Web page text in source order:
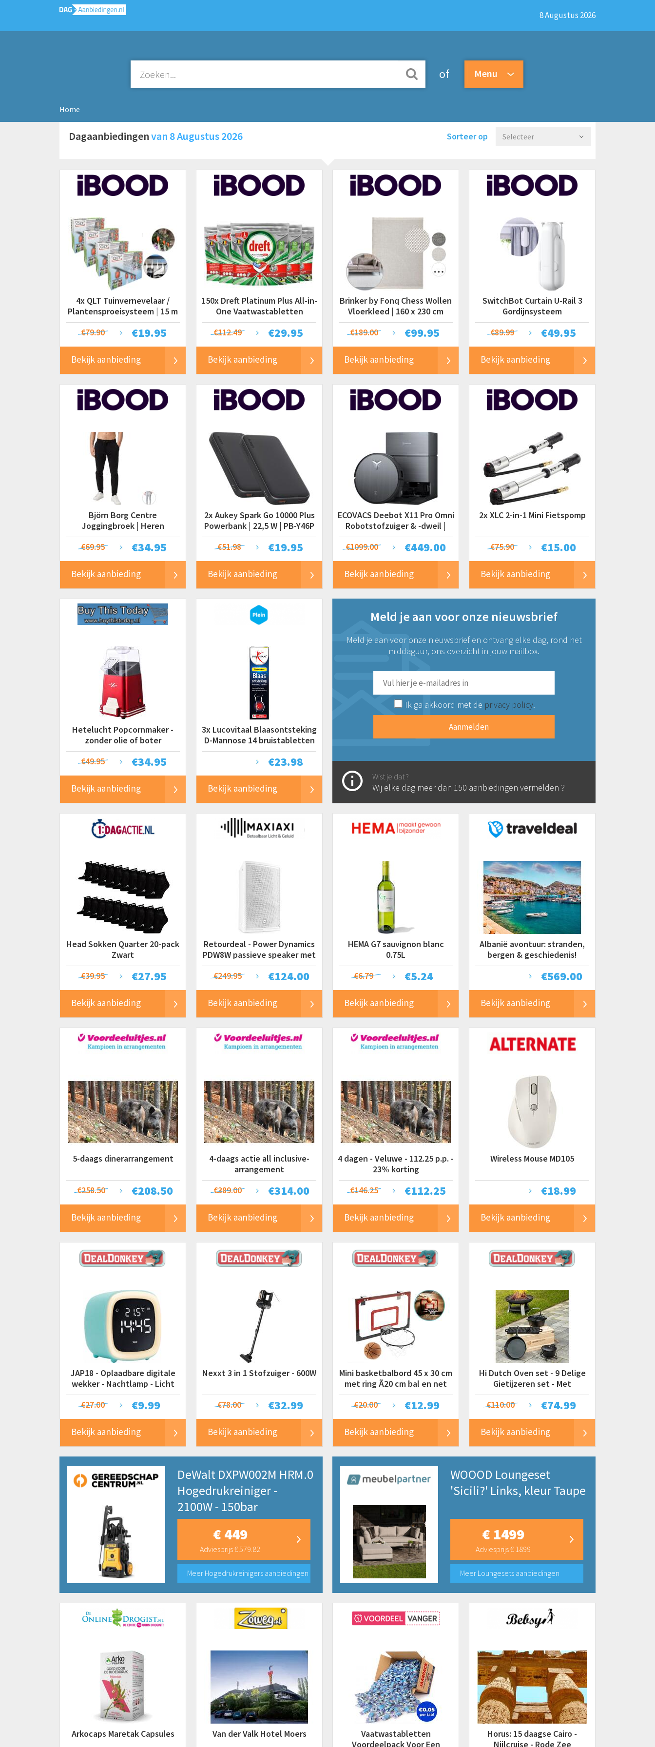
8 Augustus 2026
of Menu
Home
Dagaanbiedingenvan 8 Augustus 2026 Sorteer op
4x QLT Tuinvernevelaar /
Plantensproeisysteem | 15 m
€19.95
€79.90
Bekijk aanbieding
150x Dreft Platinum Plus All-in-
One Vaatwastabletten
€29.95
€112.49
Bekijk aanbieding
Brinker by Fonq Chess Wollen
Vloerkleed | 160 x 230 cm
€99.95
€189.00
Bekijk aanbieding
SwitchBot Curtain U-Rail 3
Gordijnsysteem
€49.95
€89.99
Bekijk aanbieding
Björn Borg Centre
Joggingbroek | Heren
€34.95
€69.95
Bekijk aanbieding
2x Aukey Spark Go 10000 Plus
Powerbank | 22,5 W | PB-Y46P
€19.95
€51.98
Bekijk aanbieding
ECOVACS Deebot X11 Pro Omni
Robotstofzuiger & -dweil |
19,5 kPa
€449.00
€1099.00
Bekijk aanbieding
2x XLC 2-in-1 Mini Fietspomp
€15.00
€75.90
Bekijk aanbieding
Hetelucht Popcornmaker -
zonder olie of boter
€34.95
€49.95
Bekijk aanbieding
3x Lucovitaal Blaasontsteking
D-Mannose 14 bruistabletten
€23.98
Bekijk aanbieding
Meld je aan voor onze nieuwsbrief
Meld je aan voor onze nieuwsbrief en ontvang elke dag, rond het
middaguur, ons overzicht in jouw mailbox.
Ik ga akkoord met de privacy policy.
Wist je dat ?
Wij elke dag meer dan 150 aanbiedingen vermelden ?
Head Sokken Quarter 20-pack
Zwart
€27.95
€39.95
Bekijk aanbieding
Retourdeal - Power Dynamics
PDW8W passieve speaker met
muurbeugel -
€124.00
€249.95
Bekijk aanbieding
HEMA G7 sauvignon blanc
0.75L
€5.24
€6.79
Bekijk aanbieding
Albanië avontuur: stranden,
bergen & geschiedenis!
€569.00
Bekijk aanbieding
5-daags dinerarrangement
€208.50
€258.50
Bekijk aanbieding
4-daags actie all inclusive-
arrangement
€314.00
€389.00
Bekijk aanbieding
4 dagen - Veluwe - 112.25 p.p. -
23% korting
€112.25
€146.25
Bekijk aanbieding
Wireless Mouse MD105
€18.99
Bekijk aanbieding
JAP18 - Oplaadbare digitale
wekker - Nachtlamp - Licht
blauw
€9.99
€27.00
Bekijk aanbieding
Nexxt 3 in 1 Stofzuiger - 600W
€32.99
€78.00
Bekijk aanbieding
Mini basketbalbord 45 x 30 cm
met ring Ã20 cm bal en net
€12.99
€20.00
Bekijk aanbieding
Hi Dutch Oven set - 9 Delige
Gietijzeren set - Met
opbergkist
€74.99
€110.00
Bekijk aanbieding
DeWalt DXPW002M HRM.0
Hogedrukreiniger -
2100W - 150bar
€ 449
Adviesprijs € 579.82
Meer Hogedrukreinigers aanbiedingen
WOOOD Loungeset
'Sicili?' Links, kleur Taupe
€ 1499
Adviesprijs € 1899
Meer Loungesets aanbiedingen
Arkocaps Maretak Capsules Van der Valk Hotel Moers
Vaatwastabletten
Voordeelpack Voor Een
Horus: 15 daagse Cairo -
Nijlcruise - Rode Zee